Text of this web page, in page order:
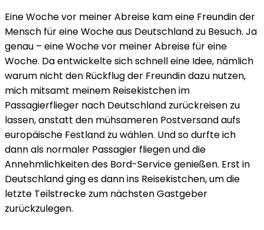
Eine Woche vor meiner Abreise kam eine Freundin der
Mensch für eine Woche aus Deutschland zu Besuch. Ja
genau – eine Woche vor meiner Abreise für eine
Woche. Da entwickelte sich schnell eine Idee, nämlich
warum nicht den Rückflug der Freundin dazu nutzen,
mich mitsamt meinem Reisekistchen im
Passagierflieger nach Deutschland zurückreisen zu
lassen, anstatt den mühsameren Postversand aufs
europäische Festland zu wählen. Und so durfte ich
dann als normaler Passagier fliegen und die
Annehmlichkeiten des Bord-Service genießen. Erst in
Deutschland ging es dann ins Reisekistchen, um die
letzte Teilstrecke zum nächsten Gastgeber
zurückzulegen.